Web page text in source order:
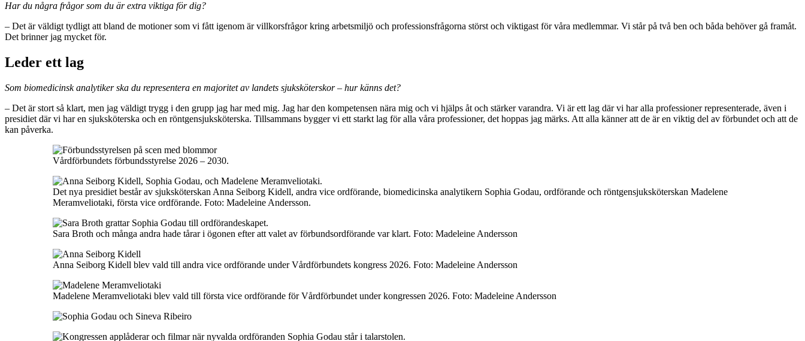
Har du några frågor som du är extra viktiga för dig?
– Det är väldigt tydligt att bland de motioner som vi fått igenom är villkorsfrågor kring arbetsmiljö och professionsfrågorna störst och viktigast för våra medlemmar. Vi står på två ben och båda behöver gå framåt.
Det brinner jag mycket för.
Leder ett lag
Som biomedicinsk analytiker ska du representera en majoritet av landets sjuksköterskor – hur känns det?
– Det är stort så klart, men jag väldigt trygg i den grupp jag har med mig. Jag har den kompetensen nära mig och vi hjälps åt och stärker varandra. Vi är ett lag där vi har alla professioner representerade, även i
presidiet där vi har en sjuksköterska och en röntgensjuksköterska. Tillsammans bygger vi ett starkt lag för alla våra professioner, det hoppas jag märks. Att alla känner att de är en viktig del av förbundet och att de
kan påverka.
Vårdförbundets förbundsstyrelse 2026 – 2030.
Det nya presidiet består av sjuksköterskan Anna Seiborg Kidell, andra vice ordförande, biomedicinska analytikern Sophia Godau, ordförande och röntgensjuksköterskan Madelene
Meramveliotaki, första vice ordförande. Foto: Madeleine Andersson.
Sara Broth och många andra hade tårar i ögonen efter att valet av förbundsordförande var klart. Foto: Madeleine Andersson
Anna Seiborg Kidell blev vald till andra vice ordförande under Vårdförbundets kongress 2026. Foto: Madeleine Andersson
Madelene Meramveliotaki blev vald till första vice ordförande för Vårdförbundet under kongressen 2026. Foto: Madeleine Andersson